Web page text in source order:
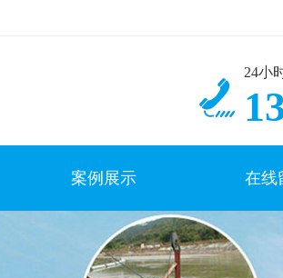
24小
案例展示 在线